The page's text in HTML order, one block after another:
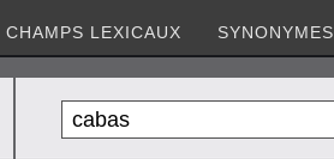
CHAMPS LEXICAUX SYNONYMES